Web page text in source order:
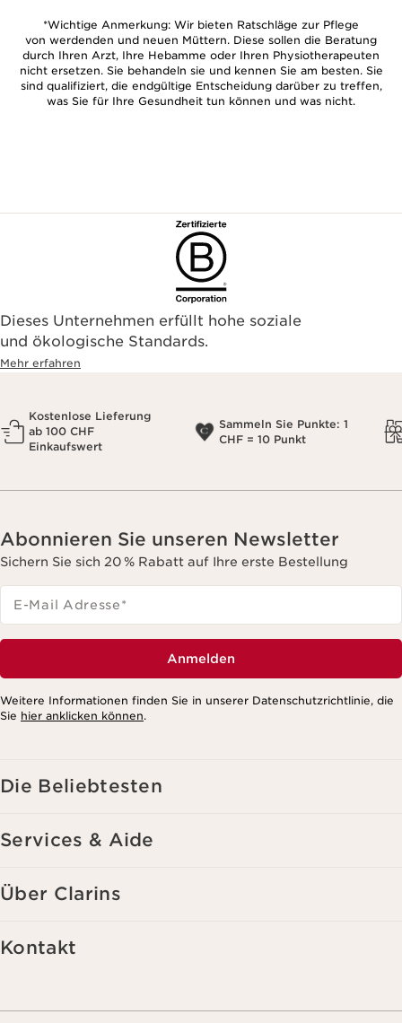
*Wichtige Anmerkung: Wir bieten Ratschläge zur Pflege
von werdenden und neuen Müttern. Diese sollen die Beratung
durch Ihren Arzt, Ihre Hebamme oder Ihren Physiotherapeuten
nicht ersetzen. Sie behandeln sie und kennen Sie am besten. Sie
sind qualifiziert, die endgültige Entscheidung darüber zu treffen,
was Sie für Ihre Gesundheit tun können und was nicht.
Dieses Unternehmen erfüllt hohe soziale
und ökologische Standards.
Mehr erfahren
Kostenlose Lieferung
ab 100 CHF
Einkaufswert
Sammeln Sie Punkte: 1
CHF = 10 Punkt
Abonnieren Sie unseren Newsletter
Sichern Sie sich 20 % Rabatt auf Ihre erste Bestellung
E-Mail Adresse*
Anmelden
Weitere Informationen finden Sie in unserer Datenschutzrichtlinie, die
Sie hier anklicken können.
Die Beliebtesten
Services & Aide
Über Clarins
Kontakt